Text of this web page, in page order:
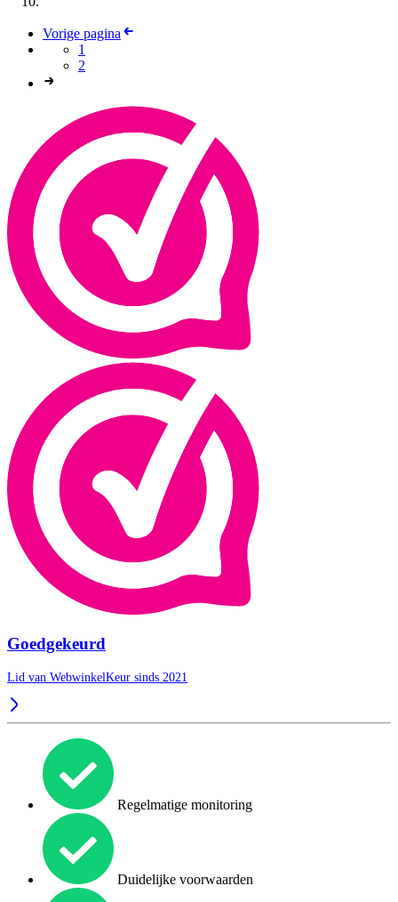
Vorige pagina
1
2
Goedgekeurd
Lid van WebwinkelKeur sinds 2021
Regelmatige monitoring
Duidelijke voorwaarden